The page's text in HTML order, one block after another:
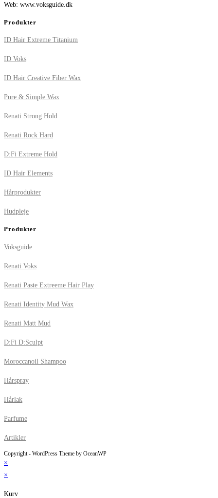
Web: www.voksguide.dk
Produkter
ID Hair Extreme Titanium
ID Voks
ID Hair Creative Fiber Wax
Pure & Simple Wax
Renati Strong Hold
Renati Rock Hard
D:Fi Extreme Hold
ID Hair Elements
Hårprodukter
Hudpleje
Produkter
Voksguide
Renati Voks
Renati Paste Extreeme Hair Play
Renati Identity Mud Wax
Renati Matt Mud
D:Fi D:Sculpt
Moroccanoil Shampoo
Hårspray
Hårlak
Parfume
Artikler
Copyright - WordPress Theme by OceanWP
×
×
Kurv